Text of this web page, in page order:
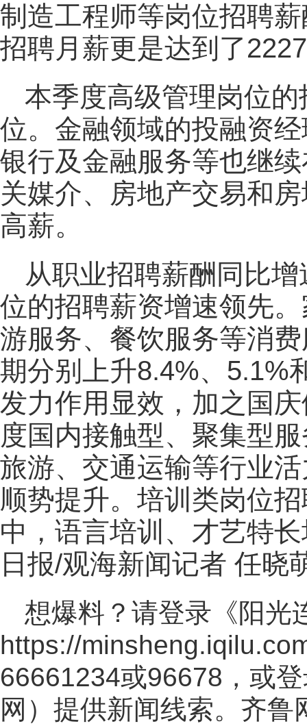
制造工程师等岗位招聘
招聘月薪更是达到了
本季度高级管理岗位
位。金融领域的投融资
银行及金融服务等也继
关媒介、房地产交易和
高薪。
从职业招聘薪酬同比
位的招聘薪资增速领先
游服务、餐饮服务等消
期分别上升8.4%、5.1%
发力作用显效，加之国
度国内接触型、聚集型
旅游、交通运输等行业
顺势提升。培训类岗位
中，语言培训、才艺特
日报/观海新闻记者 任晓
想爆料？请登录《阳光
https://
66661234或96678，或
网 ）提供新闻线索。齐鲁